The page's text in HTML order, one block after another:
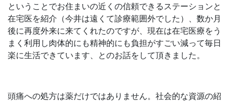
ということでお住まいの近くの信頼できるステーションと
在宅医を紹介（今井は遠くて診療範囲外でした）、数か月
後に再度外来に来てくれたのですが、現在は在宅医療をう
まく利用し肉体的にも精神的にも負担がすごい減って毎日
楽に生活できています、とのお話をして頂きました。
頭痛への処方は薬だけではありません。社会的な資源の紹